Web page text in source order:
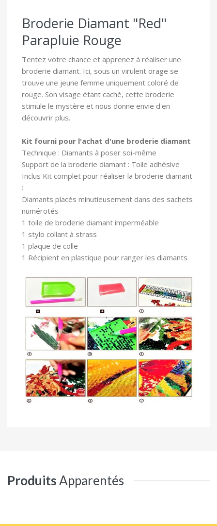
Broderie Diamant "Red"
Parapluie Rouge
Tentez votre chance et apprenez à réaliser une
broderie diamant. Ici, sous un virulent orage se
trouve une jeune femme uniquement coloré de
rouge. Son visage étant caché, cette broderie
stimule le mystère et nous donne envie d'en
découvrir plus.
Kit fourni pour l'achat d'une broderie diamant
Technique : Diamants à poser soi-même
Support de la broderie diamant : Toile adhésive
Inclus Kit complet pour réaliser la broderie diamant
:
Diamants placés minutieusement dans des sachets
numérotés
1 toile de broderie diamant imperméable
1 stylo collant à strass
1 plaque de colle
1 Récipient en plastique pour ranger les diamants
ProduitsApparentés